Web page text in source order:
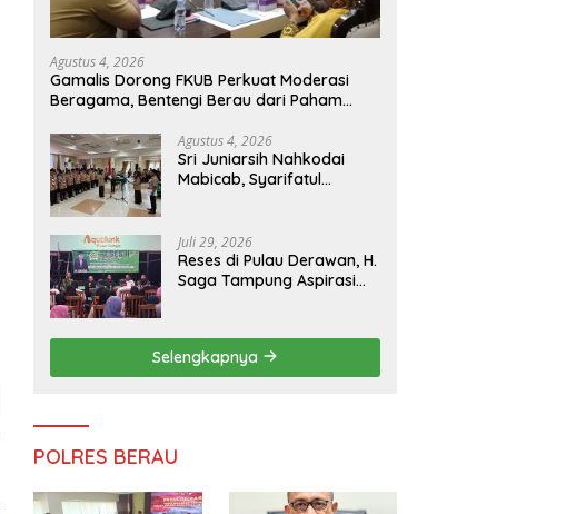
Agustus 4, 2026
Gamalis Dorong FKUB Perkuat Moderasi
Beragama, Bentengi Berau dari Paham
Agustus 4, 2026
Sri Juniarsih Nahkodai
Mabicab, Syarifatul
Juli 29, 2026
Reses di Pulau Derawan, H.
Saga Tampung Aspirasi
Efisiensi Anggaran
Selengkapnya
POLRES BERAU